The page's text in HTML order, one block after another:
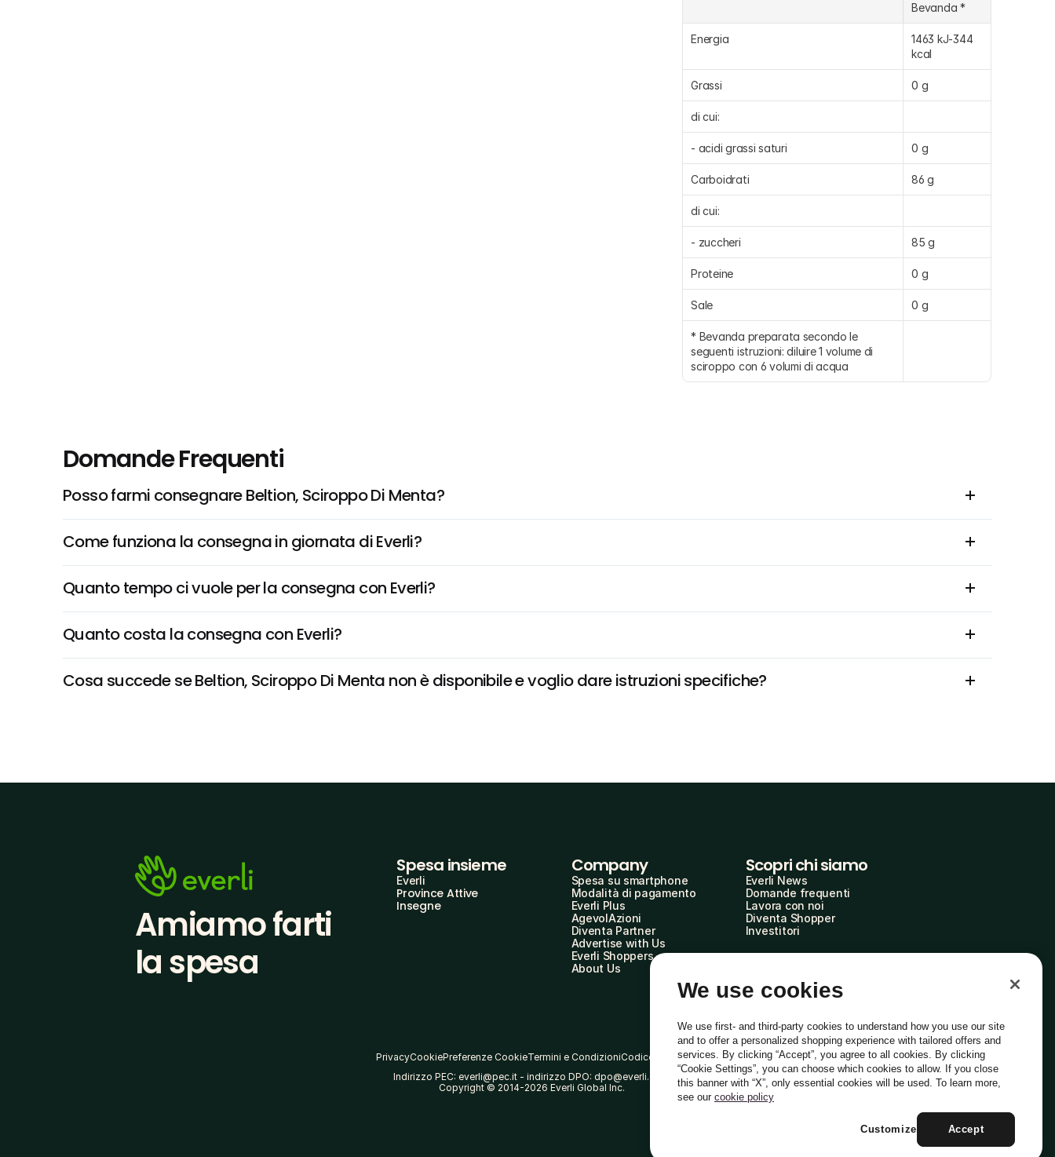
Bevanda *
Energia
1463 kJ-344
kcal
Grassi 0 g
di cui:
- acidi grassi saturi 0 g
Carboidrati 86 g
di cui:
- zuccheri 85 g
Proteine 0 g
Sale 0 g
* Bevanda preparata secondo le
seguenti istruzioni: diluire 1 volume di
sciroppo con 6 volumi di acqua
Domande Frequenti
Posso farmi consegnare Beltion, Sciroppo Di Menta?
Come funziona la consegna in giornata di Everli?
Quanto tempo ci vuole per la consegna con Everli?
Quanto costa la consegna con Everli?
Cosa succede se Beltion, Sciroppo Di Menta non è disponibile e voglio dare istruzioni specifiche?
Amiamo farti
la spesa
Spesa insieme
Everli
Province Attive
Insegne
Company
Spesa su smartphone
Modalità di pagamento
Everli Plus
AgevolAzioni
Diventa Partner
Advertise with Us
Everli Shoppers
About Us
Scopri chi siamo
Everli News
Domande frequenti
Lavora con noi
Diventa Shopper
Investitori
PrivacyCookiePreferenze CookieTermini e CondizioniCodice Etico
Indirizzo PEC: everli@pec.it - indirizzo DPO: dpo@everli.com
Copyright © 2014-2026 Everli Global Inc.
Italiano
We use cookies
We use first- and third-party cookies to understand how you use our site
and to offer a personalized shopping experience with tailored offers and
services. By clicking “Accept”, you agree to all cookies. By clicking
“Cookie Settings”, you can choose which cookies to allow. If you close
this banner with “X”, only essential cookies will be used. To learn more,
see our cookie policy
Accept
Customize